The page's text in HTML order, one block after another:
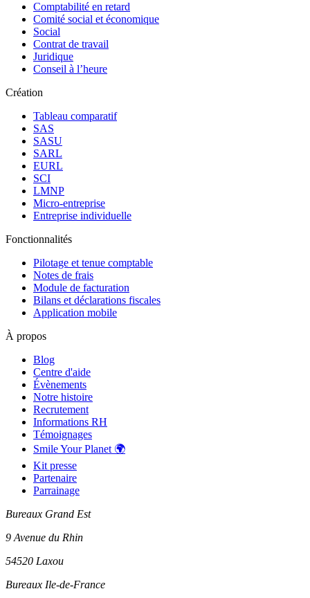
Comptabilité en retard
Comité social et économique
Social
Contrat de travail
Juridique
Conseil à l’heure
Création
Tableau comparatif
SAS
SASU
SARL
EURL
SCI
LMNP
Micro-entreprise
Entreprise individuelle
Fonctionnalités
Pilotage et tenue comptable
Notes de frais
Module de facturation
Bilans et déclarations fiscales
Application mobile
À propos
Blog
Centre d'aide
Évènements
Notre histoire
Recrutement
Informations RH
Témoignages
Smile Your Planet 🌍
Kit presse
Partenaire
Parrainage
Bureaux Grand Est
9 Avenue du Rhin
54520 Laxou
Bureaux Ile-de-France